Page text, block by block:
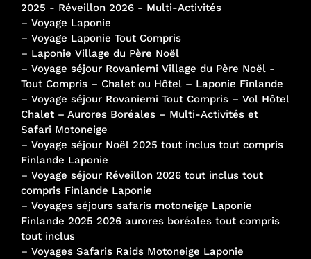
2025 - Réveillon 2026 - Multi-Activités
– Voyage Laponie
– Voyage Laponie Tout Compris
– Laponie Village du Père Noël
– Voyage séjour Rovaniemi Village du Père Noël -
Tout Compris – Chalet ou Hôtel – Laponie Finlande
– Voyage séjour Rovaniemi Tout Compris – Vol Hôtel
Chalet – Aurores Boréales – Multi-Activités et
Safari Motoneige
– Voyage séjour Noël 2025 tout inclus tout compris
Finlande Laponie
– Voyage séjour Réveillon 2026 tout inclus tout
compris Finlande Laponie
– Voyages séjours safaris motoneige Laponie
Finlande 2025 2026 aurores boréales tout compris
tout inclus
– Voyages Safaris Raids Motoneige Laponie